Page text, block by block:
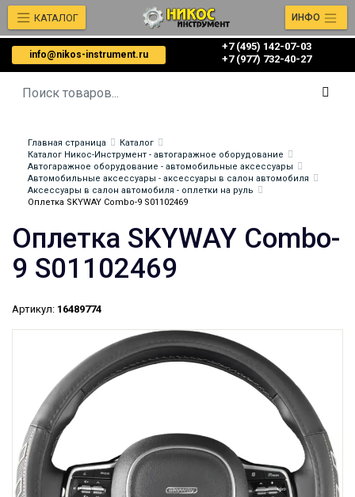
info@nikos-instrument.ru
+7 (495) 142-07-03
‎‎+7 (977) 732-40-27
КАТАЛОГ ИНФО
Главная страница
Каталог
Каталог Никос-Инструмент - автогаражное оборудование
Автогаражное оборудование - автомобильные аксессуары
Автомобильные аксессуары - аксессуары в салон автомобиля
Аксессуары в салон автомобиля - оплетки на руль
Оплетка SKYWAY Combo-9 S01102469
Оплетка SKYWAY Combo-
9 S01102469
Артикул: 16489774